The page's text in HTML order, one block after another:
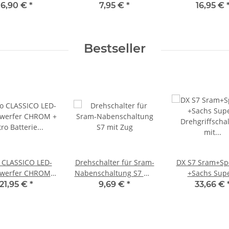
Lux, 6-44V E-
6,90 € *
Gepäcktäger Led
7,95 € *
Aurora 60Lux,6-
16,95 €
Bestseller
LED-
CHROM +
Batterie
21,95 € *
Drehschalter für Sram-
Nabenschaltung S7 mit
Zug
9,69 € *
DX S7
+Sachs
33,66 €